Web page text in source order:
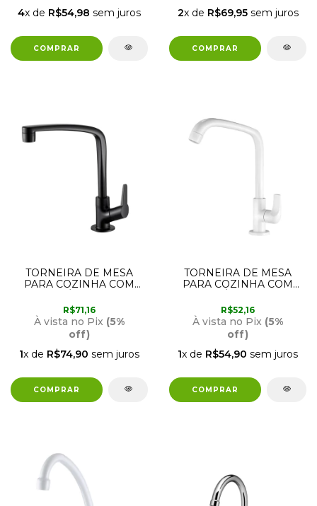
4x de R$54,98 sem juros
2x de R$69,95sem juros
TORNEIRA DE MESA
PARA COZINHA COM
FOSCA 1167 F71
LORENZETTI
R$71,16
À vista no Pix (5%
off)
1x de R$74,90 sem juros
TORNEIRA DE MESA
PARA COZINHA COM
LORENZETTI
R$52,16
À vista no Pix (5%
off)
1x de R$54,90 sem juros